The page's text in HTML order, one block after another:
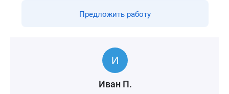
Предложить работу
Иван П.